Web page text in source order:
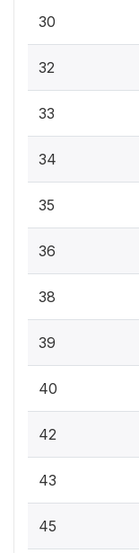
30
32
33
34
35
36
38
39
40
42
43
45